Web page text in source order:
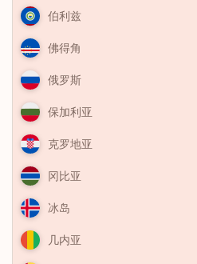
伯利兹
佛得角
俄罗斯
保加利亚
克罗地亚
冈比亚
冰岛
几内亚